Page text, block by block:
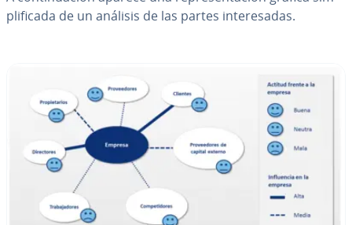
pli­fi­ca­da de un análisis de las partes in­te­re­sa­das.